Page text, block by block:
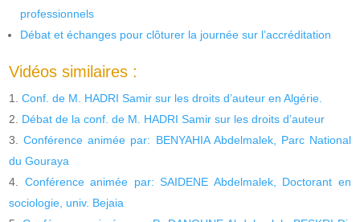
professionnels
Débat et échanges pour clôturer la journée sur l’accréditation
Vidéos similaires :
Conf. de M. HADRI Samir sur les droits d’auteur en Algérie.
Débat de la conf. de M. HADRI Samir sur les droits d’auteur
Conférence animée par: BENYAHIA Abdelmalek, Parc National
du Gouraya
Conférence animée par: SAIDENE Abdelmalek, Doctorant en
sociologie, univ. Bejaia